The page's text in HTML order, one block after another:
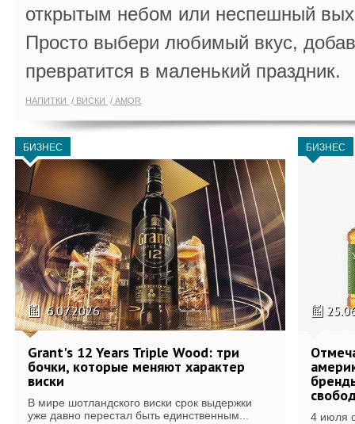
открытым небом или неспешный
Просто выбери любимый вкус,
превратится в маленький праздник.
НАПИТКИ ВИСКИ AMOR
БИЗНЕС
6.07.2026
Grant's 12 Years Triple Wood: три
бочки, которые меняют характер
виски
В мире шотландского виски срок выдержки
уже давно перестал быть единственным...
БИЗНЕС
4 июля